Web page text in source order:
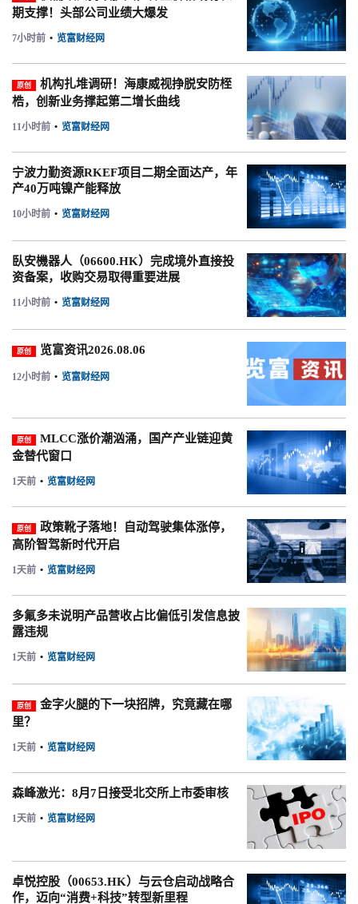
期支撑！头部公司业绩大爆发
7小时前 • 览富财经网
原创
机构扎堆调研！海康威视挣脱安防桎
梏，创新业务撑起第二增长曲线
11小时前 • 览富财经网
宁波力勤资源RKEF项目二期全面达产，年
产40万吨镍产能释放
10小时前 • 览富财经网
臥安機器人（06600.HK）完成境外直接投
资备案，收购交易取得重要进展
11小时前 • 览富财经网
原创 览富资讯2026.08.06
12小时前 • 览富财经网
原创
MLCC涨价潮汹涌，国产产业链迎黄
金替代窗口
1天前 • 览富财经网
原创
政策靴子落地！自动驾驶集体涨停，
高阶智驾新时代开启
1天前 • 览富财经网
多氟多未说明产品营收占比偏低引发信息披
露违规
1天前 • 览富财经网
原创
金字火腿的下一块招牌，究竟藏在哪
里？
1天前 • 览富财经网
森峰激光：8月7日接受北交所上市委审核
1天前 • 览富财经网
卓悦控股（00653.HK）与云仓启动战略合
作，迈向“消费+科技”转型新里程